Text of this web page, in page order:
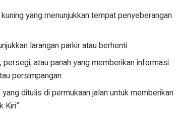
yang menunjukkan tempat penyeberangan
larangan parkir atau berhenti.
atau panah yang memberikan informasi
persimpangan.
ditulis di permukaan jalan untuk memberikan
Kiri”.